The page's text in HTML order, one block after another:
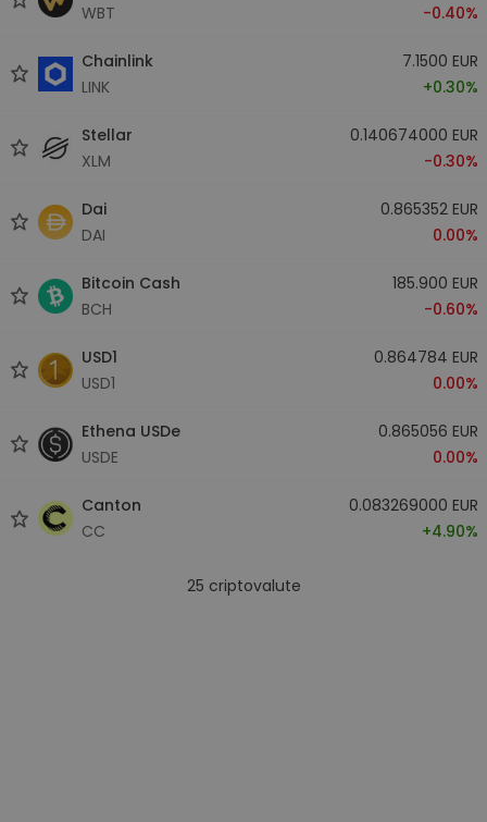
WBT
-0.40%
Chainlink
LINK
7.1500 EUR
+0.30%
Stellar
XLM
0.140674000 EUR
-0.30%
Dai
DAI
0.865352 EUR
0.00%
Bitcoin Cash
BCH
185.900 EUR
-0.60%
USD1
USD1
0.864784 EUR
0.00%
Ethena USDe
USDE
0.865056 EUR
0.00%
Canton
CC
0.083269000 EUR
+4.90%
25 criptovalute